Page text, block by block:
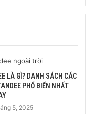
LÀ GÌ? DANH SÁCH CÁC
PHỔ BIẾN NHẤT
5, 2025